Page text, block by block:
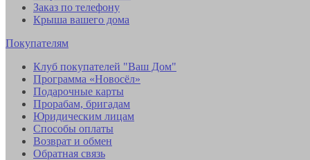
Заказ по телефону
Крыша вашего дома
Покупателям
Клуб покупателей "Ваш Дом"
Программа «Новосёл»
Подарочные карты
Прорабам, бригадам
Юридическим лицам
Способы оплаты
Возврат и обмен
Обратная связь